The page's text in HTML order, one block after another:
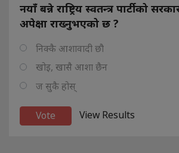
नयाँ बन्ने राष्ट्रिय स्वतन्त्र पार्टीको
अपेक्षा राख्नुभएको छ ?
निक्कै आशावादी छौ
खोइ, खासै आशा छैन
ज सुकै होस्
View Results